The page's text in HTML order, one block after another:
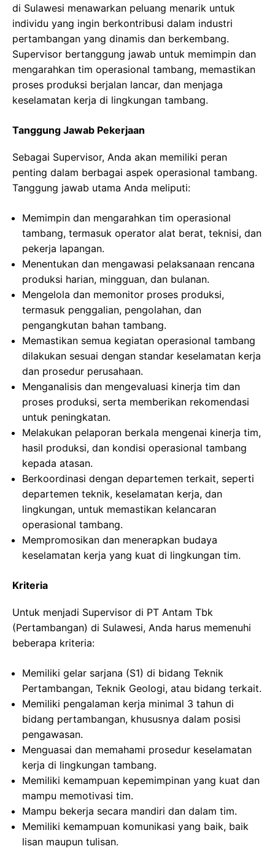
di Sulawesi menawarkan peluang menarik untuk
individu yang ingin berkontribusi dalam industri
pertambangan yang dinamis dan berkembang.
Supervisor bertanggung jawab untuk memimpin dan
mengarahkan tim operasional tambang, memastikan
proses produksi berjalan lancar, dan menjaga
keselamatan kerja di lingkungan tambang.
Tanggung Jawab Pekerjaan
Sebagai Supervisor, Anda akan memiliki peran
penting dalam berbagai aspek operasional tambang.
Tanggung jawab utama Anda meliputi:
Memimpin dan mengarahkan tim operasional
tambang, termasuk operator alat berat, teknisi, dan
pekerja lapangan.
Menentukan dan mengawasi pelaksanaan rencana
produksi harian, mingguan, dan bulanan.
Mengelola dan memonitor proses produksi,
termasuk penggalian, pengolahan, dan
pengangkutan bahan tambang.
Memastikan semua kegiatan operasional tambang
dilakukan sesuai dengan standar keselamatan kerja
dan prosedur perusahaan.
Menganalisis dan mengevaluasi kinerja tim dan
proses produksi, serta memberikan rekomendasi
untuk peningkatan.
Melakukan pelaporan berkala mengenai kinerja tim,
hasil produksi, dan kondisi operasional tambang
kepada atasan.
Berkoordinasi dengan departemen terkait, seperti
departemen teknik, keselamatan kerja, dan
lingkungan, untuk memastikan kelancaran
operasional tambang.
Mempromosikan dan menerapkan budaya
keselamatan kerja yang kuat di lingkungan tim.
Kriteria
Untuk menjadi Supervisor di PT Antam Tbk
(Pertambangan) di Sulawesi, Anda harus memenuhi
beberapa kriteria:
Memiliki gelar sarjana (S1) di bidang Teknik
Pertambangan, Teknik Geologi, atau bidang terkait.
Memiliki pengalaman kerja minimal 3 tahun di
bidang pertambangan, khususnya dalam posisi
pengawasan.
Menguasai dan memahami prosedur keselamatan
kerja di lingkungan tambang.
Memiliki kemampuan kepemimpinan yang kuat dan
mampu memotivasi tim.
Mampu bekerja secara mandiri dan dalam tim.
Memiliki kemampuan komunikasi yang baik, baik
lisan maupun tulisan.